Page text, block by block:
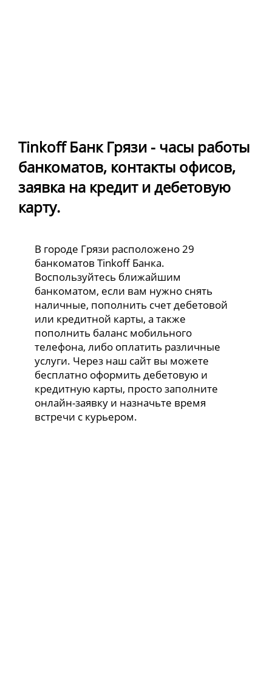
Tinkoff Банк Грязи - часы работы
банкоматов, контакты офисов,
заявка на кредит и дебетовую
карту.
В городе Грязи расположено 29
банкоматов Tinkoff Банка.
Воспользуйтесь ближайшим
банкоматом, если вам нужно снять
наличные, пополнить счет дебетовой
или кредитной карты, а также
пополнить баланс мобильного
телефона, либо оплатить различные
услуги. Через наш сайт вы можете
бесплатно оформить дебетовую и
кредитную карты, просто заполните
онлайн-заявку и назначьте время
встречи с курьером.